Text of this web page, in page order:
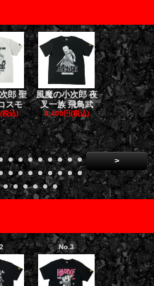
郎 聖
スモ
込)
風魔の小次郎 夜
叉一族 飛鳥武
4,400円(税込)
風魔の小次
魔一族 竜
4,400円(税
>
No.3 No.4